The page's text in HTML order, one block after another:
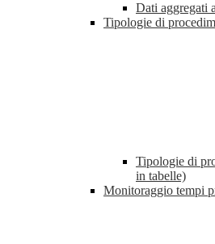
Dati aggregati
Tipologie di
Tipologie di
in tabelle)
Monitoraggio tempi